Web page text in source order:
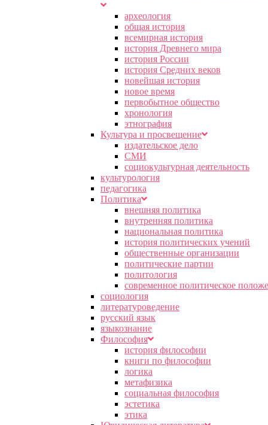
археология
общая история
всемирная история
история Древнего мира
история России
история Средних веков
новейшая история
новое время
первобытное общество
хронология
этнография
Культура и просвещение
издательское дело
СМИ
социокультурная деятельность
культурология
педагогика
Политика
внешняя политика
внутренняя политика
национальная политика
история политических учений
общественные организации
политические партии
политология
современное политическое
социология
литературоведение
русский язык
языкознание
Философия
история философии
книги по философии
логика
метафизика
социальная философия
эстетика
этика